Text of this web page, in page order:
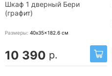
Шкаф 1 дверный Бери
(графит)
Размеры: 40x35x182.6 см
10 390 р.